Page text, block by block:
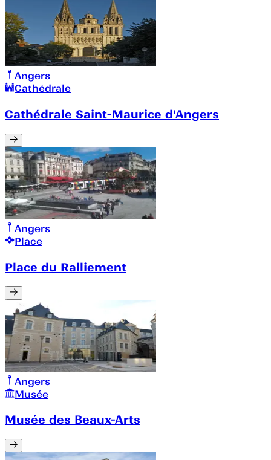
Angers
Cathédrale
Cathédrale Saint-Maurice d'Angers
Angers
Place
Place du Ralliement
Angers
Musée
Musée des Beaux-Arts